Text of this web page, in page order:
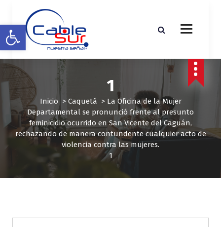
Abrir barra de herramientas
l
a
r
o
1
Inicio > Caquetá > La Oficina de la Mujer
Departamental se pronunció frente al presunto
feminicidio ocurrido en San Vicente del Caguán,
rechazando de manera contundente cualquier acto de
violencia contra las mujeres.
1